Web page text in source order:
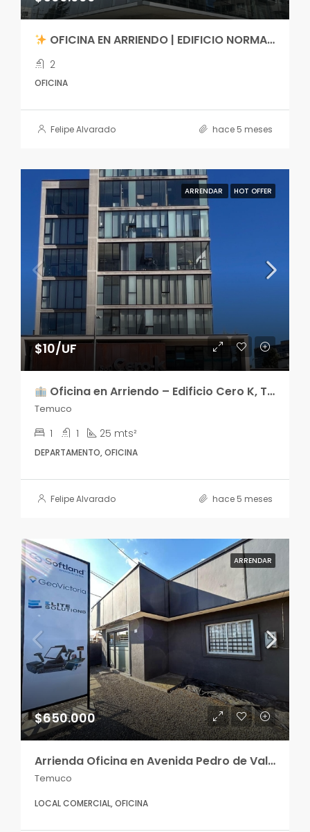
OFICINA EN ARRIENDO | EDIFICIO NORMANDIE
2
OFICINA
Felipe Alvarado hace 5 meses
ARRENDAR HOT OFFER
$10/UF
Oficina en Arriendo – Edificio Cero K, Temuco
Temuco
1 1 25 mts²
DEPARTAMENTO, OFICINA
Felipe Alvarado hace 5 meses
ARRENDAR
$650.000
Arrienda Oficina en Avenida Pedro de Valdivia.
Temuco
LOCAL COMERCIAL, OFICINA